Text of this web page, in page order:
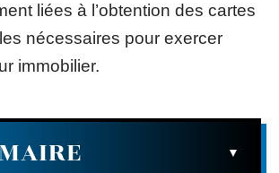
liées à l’obtention des cartes
nécessaires pour exercer
immobilier.